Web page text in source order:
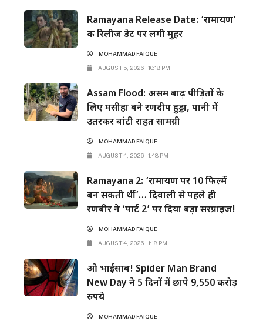
बनाए रखी है। रिलीज के...Ramayana Release Date: ‘रामायण’
की रिलीज डेट पर लगी मुहर
MOHAMMAD FAIQUE
AUGUST 5, 2026 | 10:18 PM
Assam Flood: असम बाढ़ पीड़ितों के
लिए मसीहा बने रणदीप हुड्डा, पानी में
उतरकर बांटी राहत सामग्री
MOHAMMAD FAIQUE
AUGUST 4, 2026 | 1:48 PM
Ramayana 2: ‘रामायण पर 10 फिल्में
बन सकती थीं’… दिवाली से पहले ही
रणबीर ने ‘पार्ट 2’ पर दिया बड़ा सरप्राइज!
MOHAMMAD FAIQUE
AUGUST 4, 2026 | 1:18 PM
ओ भाईसाब! Spider Man Brand
New Day ने 5 दिनों में छापे 9,550 करोड़
रुपये
MOHAMMAD FAIQUE